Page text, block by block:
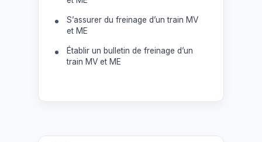
S’assurer du freinage d’un train MV
et ME
Établir un bulletin de freinage d’un
train MV et ME